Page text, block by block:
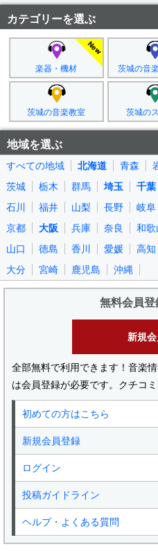
カテゴリーを選ぶ
楽器・機材 茨城の音
茨城の音楽教室 茨城の
地域を選ぶ
すべての地域 北海道 青森
茨城
栃木 群馬 埼玉 千葉
石川
福井 山梨 長野 岐阜
京都
大阪 兵庫 奈良 和歌
山口
徳島 香川 愛媛 高知
大分
宮崎 鹿児島 沖縄
無料会員
新規
全部無料で利用できます！音楽
は会員登録が必要です。クチコ
初めての方はこちら
新規会員登録
ログイン
投稿ガイドライン
ヘルプ・よくある質問